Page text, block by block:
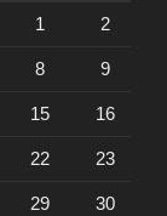
1 2
8 9
15 16
22 23
29 30